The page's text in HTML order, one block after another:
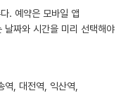
. 예약은 모바일 앱
날짜와 시간을 미리 선택해야
, 대전역, 익산역,